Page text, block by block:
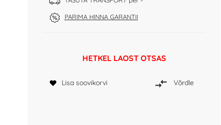
PARIMA HINNA GARANTII
HETKEL LAOST OTSAS
Lisa soovikorvi Võrdle